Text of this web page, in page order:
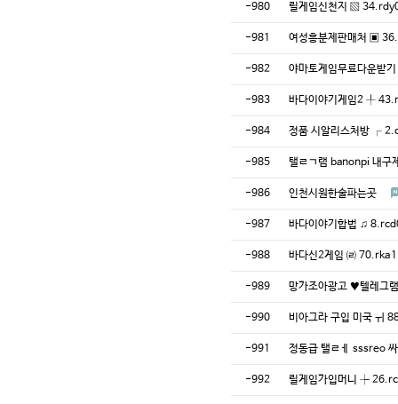
-980 릴게임신천지 ▧
-981 여성흥분제판매처 ▣
-982 야마토게임무료다운받
-983 바다이야기게임2 ╀
-984 정품 시알리스처방 ┌
-985 탤ㄹㄱ램 banonpi 내구
-986 인천시원한술파는곳
-987 바다이야기합법 ♫
-988 바다신2게임 ㈃
-989 망가조아광고 ♥️텔레그
-990 비아그라 구입 미국 ㅟ
-991 정동급 탤ㄹㅔ sssreo
-992 릴게임가입머니 ┾